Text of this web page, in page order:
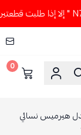
0
هيرميس نسائي